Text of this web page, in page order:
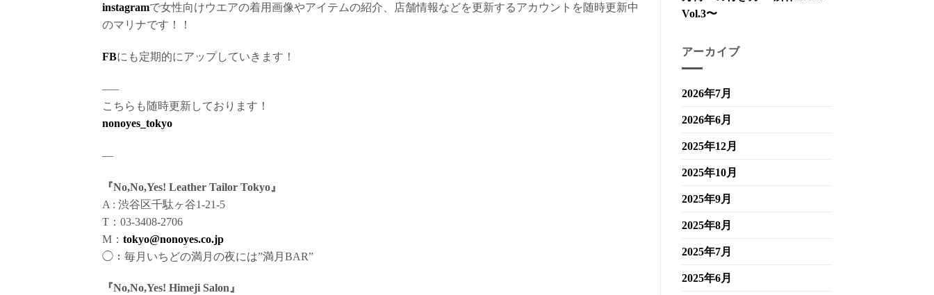
instagramで女性向けウエアの着用画像やアイテムの紹介、店舗情報などを更新するアカウントを随時更新中
のマリナです！！
FBにも定期的にアップしていきます！
—–
こちらも随時更新しております！
nonoyes_tokyo
—
『No,No,Yes! Leather Tailor Tokyo』
A : 渋谷区千駄ヶ谷1-21-5
T：03-3408-2706
M： tokyo@nonoyes.co.jp
◯：毎月いちどの満月の夜には”満月BAR”
『No,No,Yes! Himeji Salon』
Vol.3〜
アーカイブ
2026年7月
2026年6月
2025年12月
2025年10月
2025年9月
2025年8月
2025年7月
2025年6月